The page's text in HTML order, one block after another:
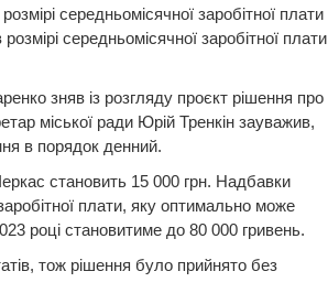
середньомісячної заробітної плати
середньомісячної заробітної плати
зняв із розгляду проєкт рішення про
міської ради Юрій Тренкін зауважив,
в порядок денний.
становить 15 000 грн. Надбавки
плати, яку оптимально може
році становитиме до 80 000 гривень.
тож рішення було прийнято без